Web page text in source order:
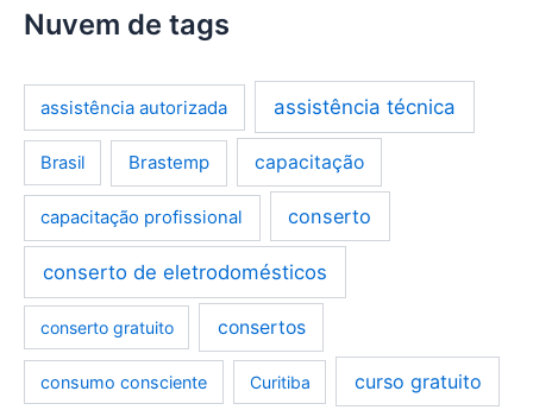
Nuvem de tags
assistência autorizada assistência técnica
Brasil Brastemp capacitação
capacitação profissional conserto
conserto de eletrodomésticos
conserto gratuito consertos
consumo consciente Curitiba curso gratuito